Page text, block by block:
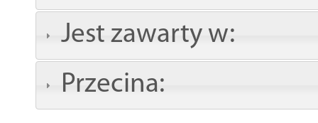
Jest zawarty w:
Przecina: